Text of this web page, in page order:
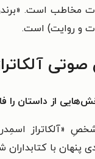
مخاطب است.
و روایت) است.
از داستان
«آلکاتراز
پنهان با